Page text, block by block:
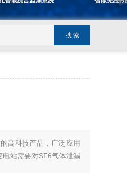
高科技产品，广泛应用
站需要对SF6气体泄漏